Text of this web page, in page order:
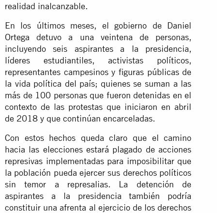
realidad inalcanzable.
En los últimos meses, el gobierno de Daniel
Ortega detuvo a una veintena de personas,
incluyendo seis aspirantes a la presidencia,
líderes estudiantiles, activistas políticos,
representantes campesinos y figuras públicas de
la vida política del país; quienes se suman a las
más de 100 personas que fueron detenidas en el
contexto de las protestas que iniciaron en abril
de 2018 y que continúan encarceladas.
Con estos hechos queda claro que el camino
hacia las elecciones estará plagado de acciones
represivas implementadas para imposibilitar que
la población pueda ejercer sus derechos políticos
sin temor a represalias. La detención de
aspirantes a la presidencia también podría
constituir una afrenta al ejercicio de los derechos